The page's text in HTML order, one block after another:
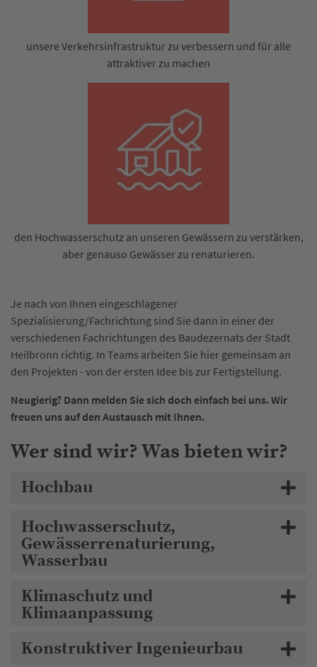
unsere Verkehrsinfrastruktur zu verbessern und für alle
attraktiver zu machen
den Hochwasserschutz an unseren Gewässern zu verstärken,
aber genauso Gewässer zu renaturieren.
Je nach von Ihnen eingeschlagener
Spezialisierung/Fachrichtung sind Sie dann in einer der
verschiedenen Fachrichtungen des Baudezernats der Stadt
Heilbronn richtig. In Teams arbeiten Sie hier gemeinsam an
den Projekten - von der ersten Idee bis zur Fertigstellung.
Neugierig? Dann melden Sie sich doch einfach bei uns. Wir
freuen uns auf den Austausch mit Ihnen.
Wer sind wir? Was bieten wir?
Hochbau
Hochwasserschutz,
Gewässerrenaturierung,
Wasserbau
Klimaschutz und
Klimaanpassung
Konstruktiver Ingenieurbau